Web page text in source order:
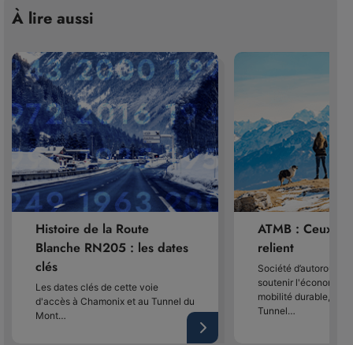
À lire aussi
Histoire de la Route
Blanche RN205 : les dates
clés
Les dates clés de cette voie
d'accès à Chamonix et au Tunnel du
Mont…
ATMB : Ceux
relient
Société d’autoroute
soutenir l'économie
mobilité durable,
Tunnel…